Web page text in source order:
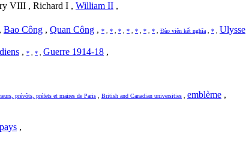
VIII , Richard I , William II ,
, Bao Công , Quan Công , * , * , * , * , * , * , * , Đào viên kết nghĩa, * , Ulysse
, * * Guerre 1914-18 ,
prévôts, préfets et maires de Paris British and Canadian universities emblème ,
,